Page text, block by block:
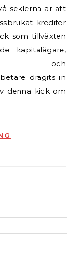
seklerna är att
krediter
som tillväxten
kapitalägare,
och
dragits in
denna kick om